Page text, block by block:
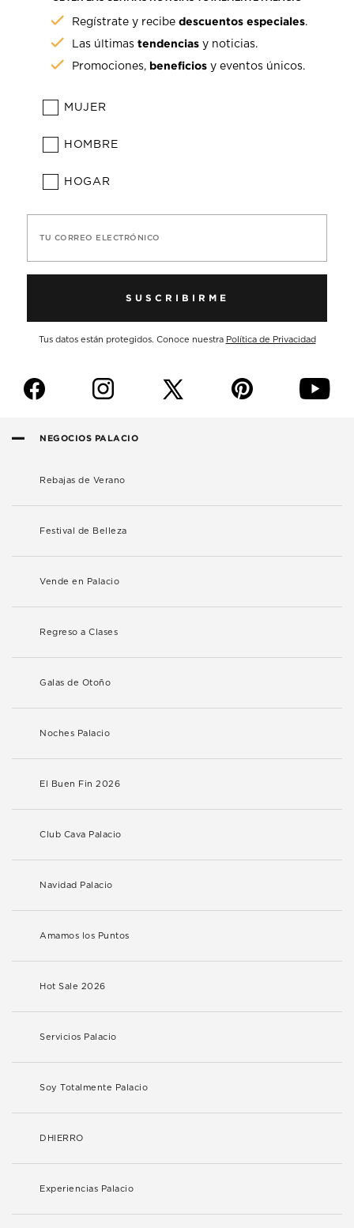
Regístrate y recibedescuentos especiales.
Las últimastendencias y noticias.
Promociones, beneficios y eventos únicos.
MUJER
HOMBRE
HOGAR
TU CORREO ELECTRÓNICO
SUSCRIBIRME
Tus datos están protegidos. Conoce nuestra Política de Privacidad
f i p y
NEGOCIOS PALACIO
Rebajas de Verano
Festival de Belleza
Vende en Palacio
Regreso a Clases
Galas de Otoño
Noches Palacio
El Buen Fin 2026
Club Cava Palacio
Navidad Palacio
Amamos los Puntos
Hot Sale 2026
Servicios Palacio
Soy Totalmente Palacio
DHIERRO
Experiencias Palacio